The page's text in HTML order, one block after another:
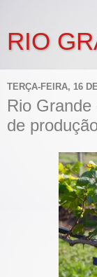
RIO
TERÇA-FEIRA, 16
Rio
de